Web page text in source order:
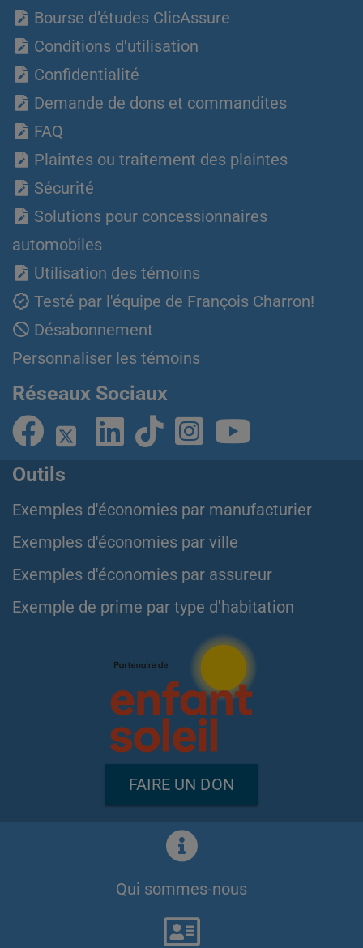
Bourse d’études ClicAssure
Conditions d'utilisation
Confidentialité
Demande de dons et commandites
FAQ
Plaintes ou traitement des plaintes
Sécurité
Solutions pour concessionnaires
automobiles
Utilisation des témoins
Testé par l'équipe de François Charron!
Désabonnement
Personnaliser les témoins
Réseaux Sociaux
Outils
Exemples d'économies par manufacturier
Exemples d'économies par ville
Exemples d'économies par assureur
Exemple de prime par type d'habitation
FAIRE UN DON
Qui sommes-nous